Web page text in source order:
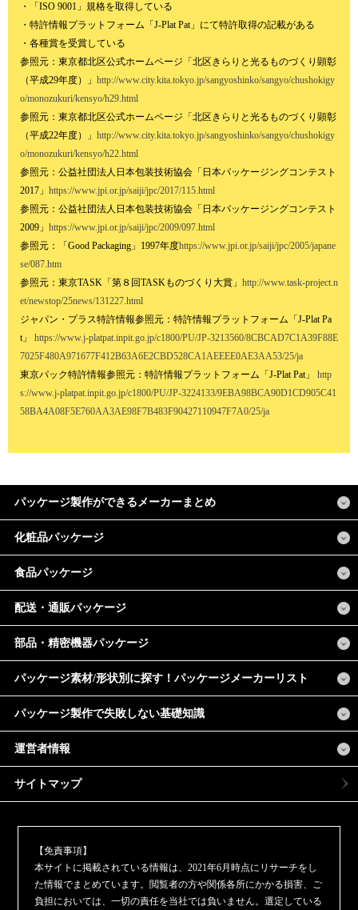
・「ISO 9001」規格を取得している
・特許情報プラットフォーム「J-Plat Pat」にて特許取得の記載がある
・各種賞を受賞している
参照元：東京都北区公式ホームページ「北区きらりと光るものづくり顕彰
（平成29年度）」 http://www.city.kita.tokyo.jp/sangyoshinko/sangyo/chushokigy
o/monozukuri/kensyo/h29.html
参照元：東京都北区公式ホームページ「北区きらりと光るものづくり顕彰
（平成22年度）」 http://www.city.kita.tokyo.jp/sangyoshinko/sangyo/chushokigy
o/monozukuri/kensyo/h22.html
参照元：公益社団法人日本包装技術協会「日本パッケージングコンテスト
2017」 https://www.jpi.or.jp/saiji/jpc/2017/115.html
参照元：公益社団法人日本包装技術協会「日本パッケージングコンテスト
2009」 https://www.jpi.or.jp/saiji/jpc/2009/097.html
参照元：「Good Packaging」1997年度https://www.jpi.or.jp/saiji/jpc/2005/japane
se/087.htm
参照元：東京TASK「第８回TASKものづくり大賞」 http://www.task-project.n
et/newstop/25news/131227.html
ジャパン・プラス特許情報参照元：特許情報プラットフォーム「J-Plat Pa
t」
https://www.j-platpat.inpit.go.jp/c1800/PU/JP-3213560/8CBCAD7C1A39F88E
7025F480A971677F412B63A6E2CBD528CA1AEEEE0AE3AA53/25/ja
東京パック特許情報参照元：特許情報プラットフォーム「J-Plat Pat」
http
s://www.j-platpat.inpit.go.jp/c1800/PU/JP-3224133/9EBA98BCA90D1CD905C41
58BA4A08F5E760AA3AE98F7B483F90427110947F7A0/25/ja
パッケージ製作ができるメーカーまとめ
化粧品パッケージ
食品パッケージ
配送・通販パッケージ
部品・精密機器パッケージ
パッケージ素材/形状別に探す！パッケージメーカーリスト
パッケージ製作で失敗しない基礎知識
運営者情報
サイトマップ
【免責事項】
本サイトに掲載されている情報は、2021年6月時点にリサーチをし
た情報でまとめています。閲覧者の方や関係各所にかかる損害、ご
負担においては、一切の責任を当社では負いません。選定している